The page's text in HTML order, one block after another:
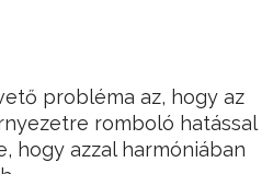
probléma az, hogy az
romboló hatással
hogy azzal harmóniában